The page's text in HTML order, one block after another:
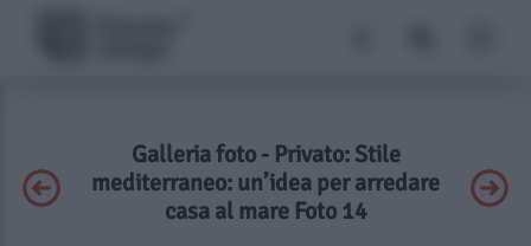
Galleria foto - Privato: Stile
mediterraneo: un’idea per arredare
casa al mare Foto 14